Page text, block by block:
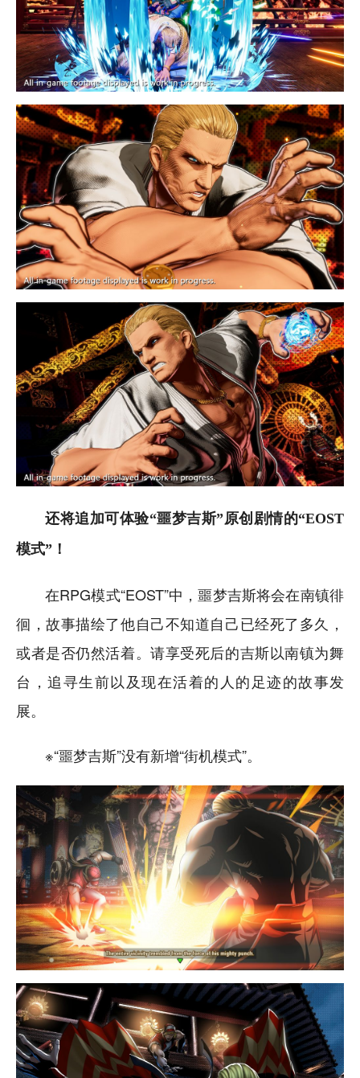
还将追加可体验“噩梦吉斯”原创剧情的“EOST
模式”！
在RPG模式“EOST”中，噩梦吉斯将会在南镇徘
徊，故事描绘了他自己不知道自己已经死了多久，
或者是否仍然活着。请享受死后的吉斯以南镇为舞
台，追寻生前以及现在活着的人的足迹的故事发
展。
※“噩梦吉斯”没有新增“街机模式”。